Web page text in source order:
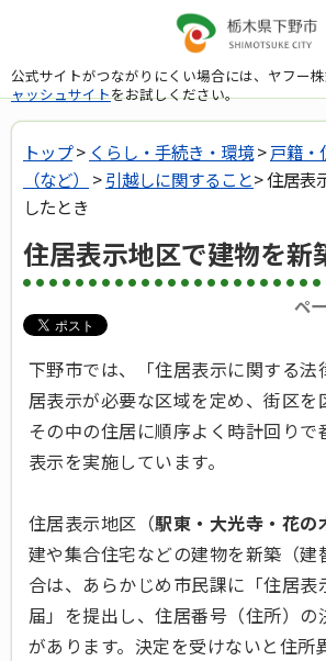
公式サイトがつながりにくい場合には、ヤフー
ャッシュサイトをお試しください。
トップ> くらし・手続き・環境>戸籍・
（など）
>引越しに関すること> 住居表
したとき
住居表示地区で建物を新
ペ
下野市では、「住居表示に関する法
居表示が必要な区域を定め、街区を
その中の住居に順序よく時計回りで
表示を実施しています。
住居表示地区（駅東・大光寺・花の
建や集合住宅などの建物を新築（建
合は、あらかじめ市民課に「住居表
届」を提出し、住居番号（住所）の
があります。決定を受けないと住所